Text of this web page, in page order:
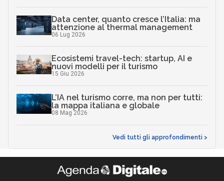
Data center, quanto cresce l’Italia: ma
attenzione al thermal management
06 Lug 2026
Ecosistemi travel-tech: startup, AI e
nuovi modelli per il turismo
15 Giu 2026
L’IA nel turismo corre, ma non per tutti:
la mappa italiana e globale
08 Mag 2026
Vedi tutti gli approfondimenti >